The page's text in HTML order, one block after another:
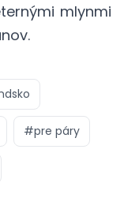
mlynmi
#pre páry